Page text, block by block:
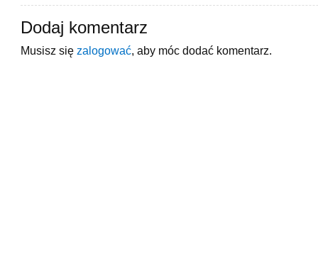
Dodaj komentarz
Musisz się zalogować , aby móc dodać komentarz.